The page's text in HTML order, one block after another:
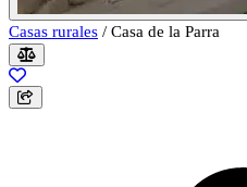
Casas rurales / Casa de la Parra